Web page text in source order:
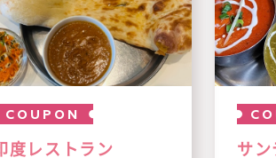
COUPON
度レストラン
サン